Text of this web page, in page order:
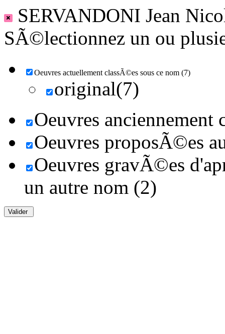
SERVANDONI Jean
SÃ©lectionnez un ou
Oeuvres actuellement classÃ©es sous ce nom (7)
original(7)
Oeuvres anciennement
Oeuvres proposÃ©es
Oeuvres gravÃ©es
un autre nom (2)
Valider